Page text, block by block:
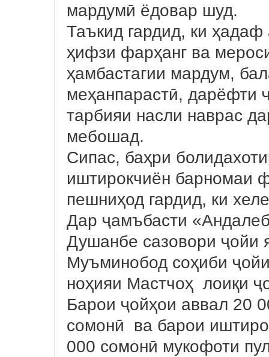
мардумӣ ёдовар шуд.
Таъкид гардид, ки
ҳифзи фарҳанг ва
ҳамбастагии мардум,
меҳанпарастӣ, дарёфти
тарбияи насли наврас
мебошад.
Сипас, баҳри
иштирокчиён барномаи
пешниҳод гардид, ки
Дар ҷамъбасти
Душанбе сазовори ҷойи
Муъминобод соҳиби
ноҳияи Мастчоҳ лоиқи
Барои ҷойҳои аввал 20
сомонӣ ва барои
000 сомонӣ мукофоти